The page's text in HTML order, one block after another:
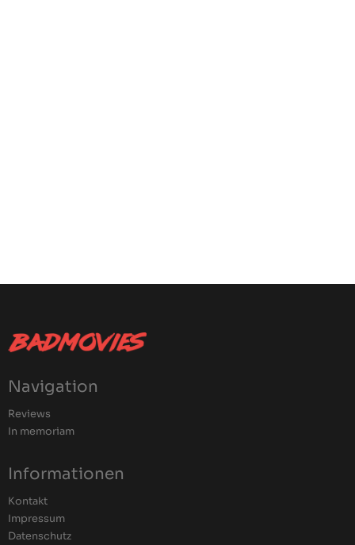
Navigation
Reviews
In memoriam
Informationen
Kontakt
Impressum
Datenschutz